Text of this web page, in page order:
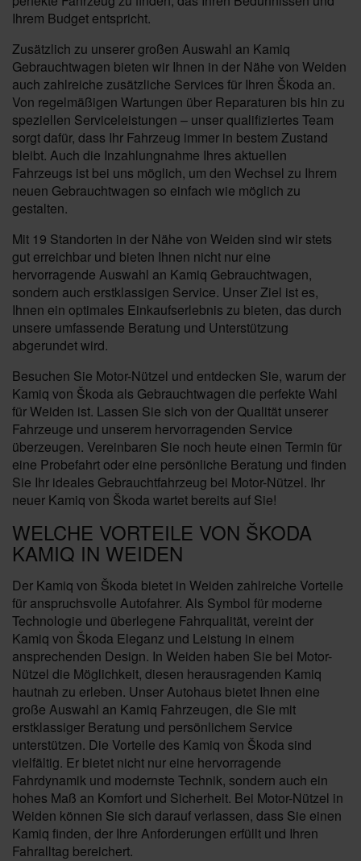
Ihrem Budget entspricht.
Zusätzlich zu unserer großen Auswahl an Kamiq
Gebrauchtwagen bieten wir Ihnen in der Nähe von Weiden
auch zahlreiche zusätzliche Services für Ihren Škoda an.
Von regelmäßigen Wartungen über Reparaturen bis hin zu
speziellen Serviceleistungen – unser qualifiziertes Team
sorgt dafür, dass Ihr Fahrzeug immer in bestem Zustand
bleibt. Auch die Inzahlungnahme Ihres aktuellen
Fahrzeugs ist bei uns möglich, um den Wechsel zu Ihrem
neuen Gebrauchtwagen so einfach wie möglich zu
gestalten.
Mit 19 Standorten in der Nähe von Weiden sind wir stets
gut erreichbar und bieten Ihnen nicht nur eine
hervorragende Auswahl an Kamiq Gebrauchtwagen,
sondern auch erstklassigen Service. Unser Ziel ist es,
Ihnen ein optimales Einkaufserlebnis zu bieten, das durch
unsere umfassende Beratung und Unterstützung
abgerundet wird.
Besuchen Sie Motor-Nützel und entdecken Sie, warum der
Kamiq von Škoda als Gebrauchtwagen die perfekte Wahl
für Weiden ist. Lassen Sie sich von der Qualität unserer
Fahrzeuge und unserem hervorragenden Service
überzeugen. Vereinbaren Sie noch heute einen Termin für
eine Probefahrt oder eine persönliche Beratung und finden
Sie Ihr ideales Gebrauchtfahrzeug bei Motor-Nützel. Ihr
neuer Kamiq von Škoda wartet bereits auf Sie!
WELCHE VORTEILE VON ŠKODA
KAMIQ IN WEIDEN
Der Kamiq von Škoda bietet in Weiden zahlreiche Vorteile
für anspruchsvolle Autofahrer. Als Symbol für moderne
Technologie und überlegene Fahrqualität, vereint der
Kamiq von Škoda Eleganz und Leistung in einem
ansprechenden Design. In Weiden haben Sie bei Motor-
Nützel die Möglichkeit, diesen herausragenden Kamiq
hautnah zu erleben. Unser Autohaus bietet Ihnen eine
große Auswahl an Kamiq Fahrzeugen, die Sie mit
erstklassiger Beratung und persönlichem Service
unterstützen. Die Vorteile des Kamiq von Škoda sind
vielfältig. Er bietet nicht nur eine hervorragende
Fahrdynamik und modernste Technik, sondern auch ein
hohes Maß an Komfort und Sicherheit. Bei Motor-Nützel in
Weiden können Sie sich darauf verlassen, dass Sie einen
Kamiq finden, der Ihre Anforderungen erfüllt und Ihren
Fahralltag bereichert.